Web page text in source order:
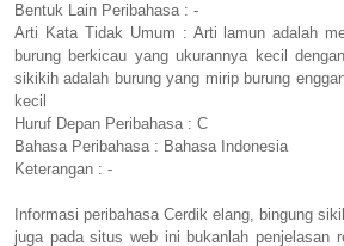
Bentuk Lain Peribahasa : -
Arti Kata Tidak Umum : Arti lamun adalah
burung berkicau yang ukurannya kecil
sikikih adalah burung yang mirip burung
kecil
Huruf Depan Peribahasa : C
Bahasa Peribahasa : Bahasa Indonesia
Keterangan : -
Informasi peribahasa Cerdik elang, bingung
juga pada situs web ini bukanlah penjelasan